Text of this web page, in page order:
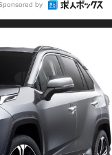
by